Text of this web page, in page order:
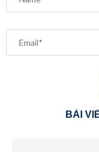
BÀI